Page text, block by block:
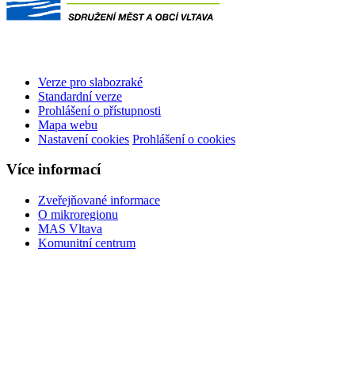
Verze pro slabozraké
Standardní verze
Prohlášení o přístupnosti
Mapa webu
Nastavení cookies Prohlášení o cookies
Více informací
Zveřejňované informace
O mikroregionu
MAS Vltava
Komunitní centrum